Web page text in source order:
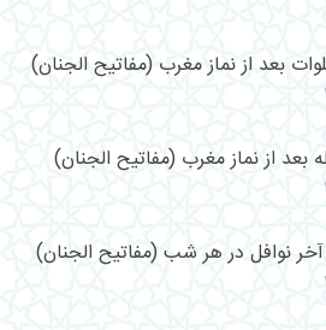
بعد از نماز مغرب (مفاتیح الجنان)
بعد از نماز مغرب (مفاتیح الجنان)
نوافل در هر شب (مفاتیح الجنان)